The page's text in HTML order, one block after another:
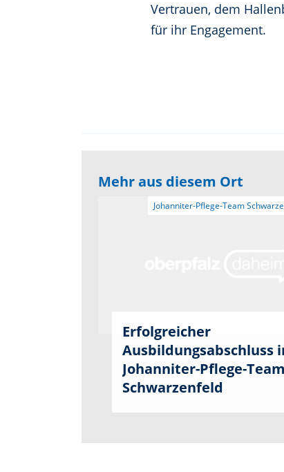
Vertrauen, dem
für ihr Engagement.
Mehr aus diesem Ort
Erfolgreicher
Ausbildungsabschluss
Johanniter-Pflege-Team
Schwarzenfeld